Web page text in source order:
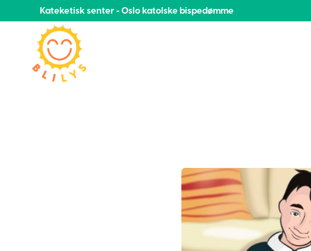
Kateketisk senter - Oslo katolske bispedømme